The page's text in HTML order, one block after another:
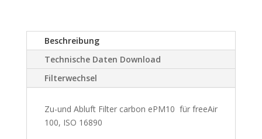
Beschreibung
Technische Daten Download
Filterwechsel
Zu-und Abluft Filter carbon ePM10 für freeAir
100, ISO 16890